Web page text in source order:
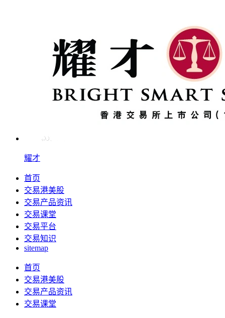
耀才
首页
交易港美股
交易产品资讯
交易课堂
交易平台
交易知识
sitemap
首页
交易港美股
交易产品资讯
交易课堂